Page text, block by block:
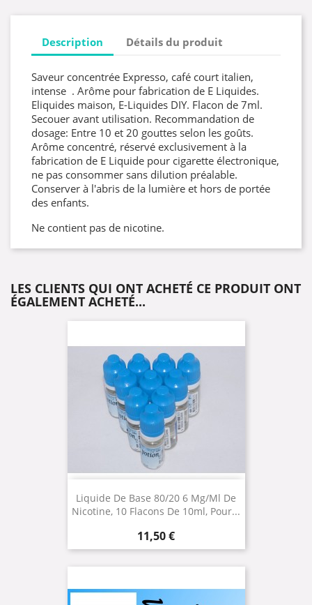
Description Détails du produit
Saveur concentrée Expresso, café court italien,
intense . Arôme pour fabrication de E Liquides.
Eliquides maison, E-Liquides DIY. Flacon de 7ml.
Secouer avant utilisation. Recommandation de
dosage: Entre 10 et 20 gouttes selon les goûts.
Arôme concentré, réservé exclusivement à la
fabrication de E Liquide pour cigarette électronique,
ne pas consommer sans dilution préalable.
Conserver à l'abris de la lumière et hors de portée
des enfants.
Ne contient pas de nicotine.
LES CLIENTS QUI ONT ACHETÉ CE PRODUIT ONT
ÉGALEMENT ACHETÉ...
Liquide De Base 80/20 6 Mg/ml De
Nicotine, 10 Flacons De 10ml, Pour...
Prix
11,50 €